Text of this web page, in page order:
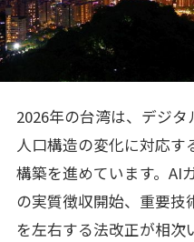
2026年の台湾は、デジタ
人口構造の変化に対応す
構築を進めています。AI
の実質徴収開始、重要技
を左右する法改正が相次